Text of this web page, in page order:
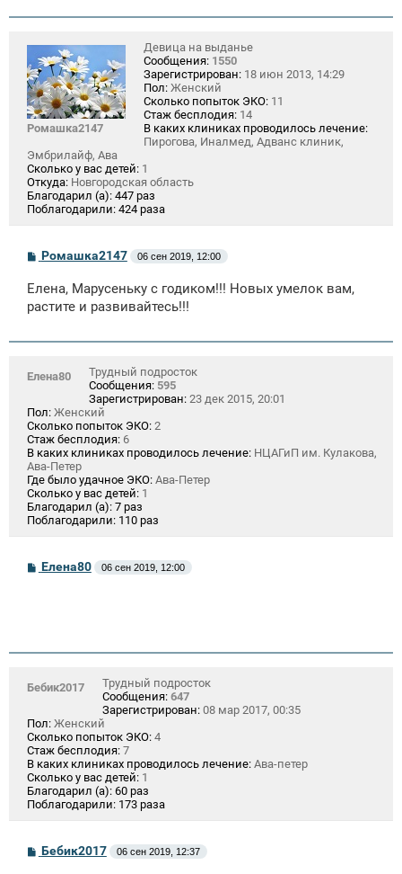
Ромашка2147
Девица на выданье
Сообщения: 1550
Зарегистрирован: 18 июн 2013, 14:29
Пол: Женский
Сколько попыток ЭКО: 11
Стаж бесплодия: 14
В каких клиниках проводилось лечение:
Пирогова, Иналмед, Адванс клиник,
Эмбрилайф, Ава
Сколько у вас детей: 1
Откуда: Новгородская область
Благодарил (а): 447 раз
Поблагодарили: 424 раза
С
б
щ
и
Ромашка2147 06 сен 2019, 12:00
Елена, Марусеньку с годиком!!! Новых умелок вам,
растите и развивайтесь!!!
Елена80
Трудный подросток
Сообщения: 595
Зарегистрирован: 23 дек 2015, 20:01
Пол: Женский
Сколько попыток ЭКО: 2
Стаж бесплодия: 6
В каких клиниках проводилось лечение: НЦАГиП им. Кулакова,
Ава-Петер
Где было удачное ЭКО: Ава-Петер
Сколько у вас детей: 1
Благодарил (а): 7 раз
Поблагодарили: 110 раз
С
и
Елена80 06 сен 2019, 12:00
Бебик2017
Трудный подросток
Сообщения: 647
Зарегистрирован: 08 мар 2017, 00:35
Пол: Женский
Сколько попыток ЭКО: 4
Стаж бесплодия: 7
В каких клиниках проводилось лечение: Ава-петер
Сколько у вас детей: 1
Благодарил (а): 60 раз
Поблагодарили: 173 раза
СБебик2017 06 сен 2019, 12:37